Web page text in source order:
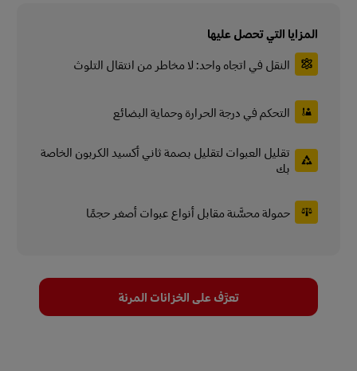
المزايا التي تحصل عليها
النقل في اتجاه واحد: لا مخاطر من انتقال التلوث
التحكم في درجة الحرارة وحماية البضائع
تقليل العبوات لتقليل بصمة ثاني أكسيد الكربون الخاصة
بك
حمولة محسَّنة مقابل أنواع عبوات أصغر حجمًا
تعرَّف على الخزانات المرنة